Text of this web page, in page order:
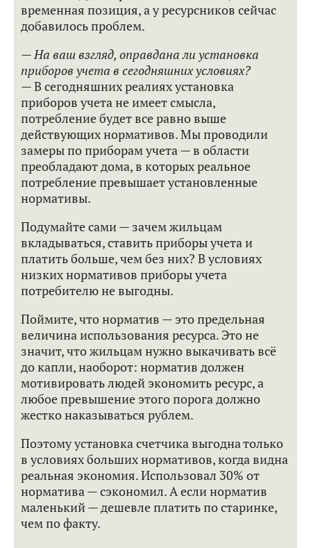
временная позиция, а у ресурсников сейчас
добавилось проблем.
— На ваш взгляд, оправдана ли установка
приборов учета в сегодняшних условиях?
— В сегодняшних реалиях установка
приборов учета не имеет смысла,
потребление будет все равно выше
действующих нормативов. Мы проводили
замеры по приборам учета — в области
преобладают дома, в которых реальное
потребление превышает установленные
нормативы.
Подумайте сами — зачем жильцам
вкладываться, ставить приборы учета и
платить больше, чем без них? В условиях
низких нормативов приборы учета
потребителю не выгодны.
Поймите, что норматив — это предельная
величина использования ресурса. Это не
значит, что жильцам нужно выкачивать всё
до капли, наоборот: норматив должен
мотивировать людей экономить ресурс, а
любое превышение этого порога должно
жестко наказываться рублем.
Поэтому установка счетчика выгодна только
в условиях больших нормативов, когда видна
реальная экономия. Использовал 30% от
норматива — сэкономил. А если норматив
маленький — дешевле платить по старинке,
чем по факту.